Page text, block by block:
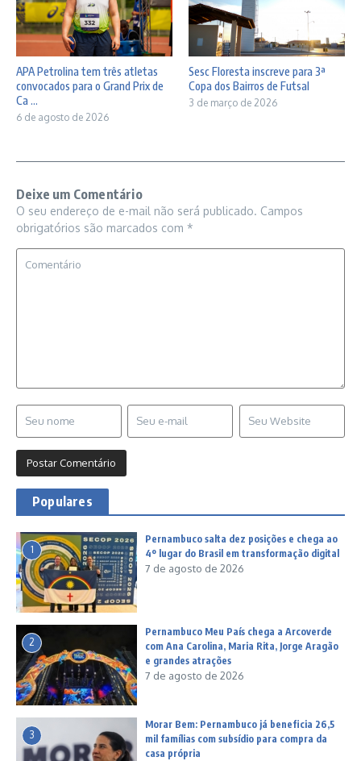
APA Petrolina tem três atletas
convocados para o Grand Prix de
Ca ...
6 de agosto de 2026
Sesc Floresta inscreve para 3ª
Copa dos Bairros de Futsal
3 de março de 2026
Deixe um Comentário
O seu endereço de e-mail não será publicado. Campos
obrigatórios são marcados com *
Populares
1
Pernambuco salta dez posições e chega ao
4º lugar do Brasil em transformação digital
7 de agosto de 2026
2
Pernambuco Meu País chega a Arcoverde
com Ana Carolina, Maria Rita, Jorge Aragão
e grandes atrações
7 de agosto de 2026
3
Morar Bem: Pernambuco já beneficia 26,5
mil famílias com subsídio para compra da
casa própria